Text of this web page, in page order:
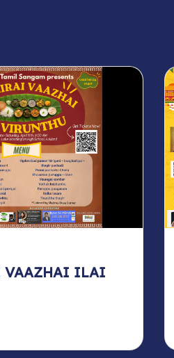
VAAZHAI ILAI